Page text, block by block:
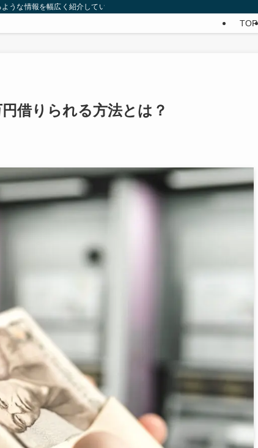
うな情報を幅広く紹介していきます。
TOP
借りられる方法とは？